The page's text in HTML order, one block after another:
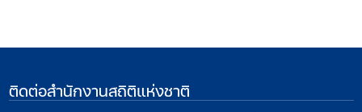
ติดต่อสำนักงานสถิติแห่งชาติ